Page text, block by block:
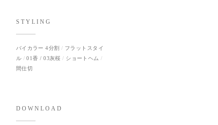
STYLING
バイカラー 4分割
フラットスタイ
ル
01香 / 03灰桜
ショートヘム
間仕切
DOWNLOAD